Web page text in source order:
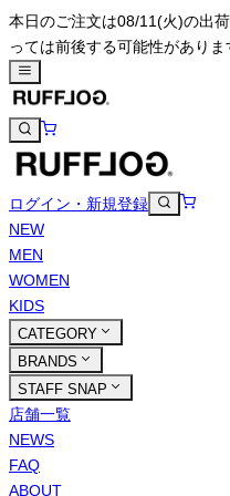
本日のご注文は08/11(火)の出
っては前後する可能性がありま
ログイン・新規登録
NEW
MEN
WOMEN
KIDS
CATEGORY
BRANDS
STAFF SNAP
店舗一覧
NEWS
FAQ
ABOUT